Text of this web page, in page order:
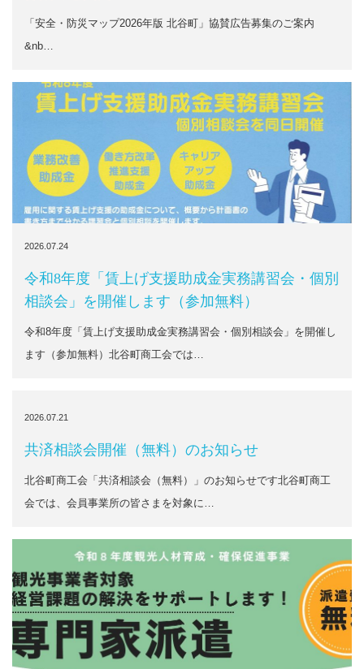
「安全・防災マップ2026年版 北谷町」協賛広告募集のご案内
&nb…
2026.07.24
令和8年度「賃上げ支援助成金実務講習会・個別
相談会」を開催します（参加無料）
令和8年度「賃上げ支援助成金実務講習会・個別相談会」を開催し
ます（参加無料）北谷町商工会では…
2026.07.21
共済相談会開催（無料）のお知らせ
北谷町商工会「共済相談会（無料）」のお知らせです北谷町商工
会では、会員事業所の皆さまを対象に…